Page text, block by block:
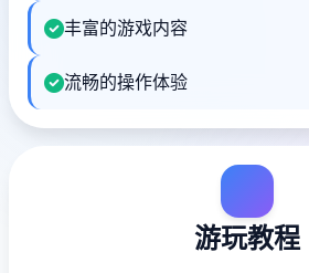
丰富的游戏内容
流畅的操作体验
游玩教程